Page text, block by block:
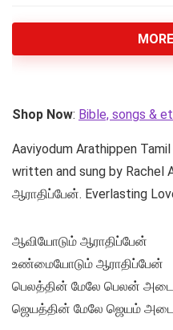
Shop Now: Bible, songs &
Aaviyodum Arathippen
written and sung by
ஆராதிப்பேன். Everlasting
ஆவியோடும் ஆராதிப்பேன்
உண்மையோடும் ஆராதிப்பேன்
பெலத்தின் மேலே பெலன்
ஜெயத்தின் மேலே ஜெயம்